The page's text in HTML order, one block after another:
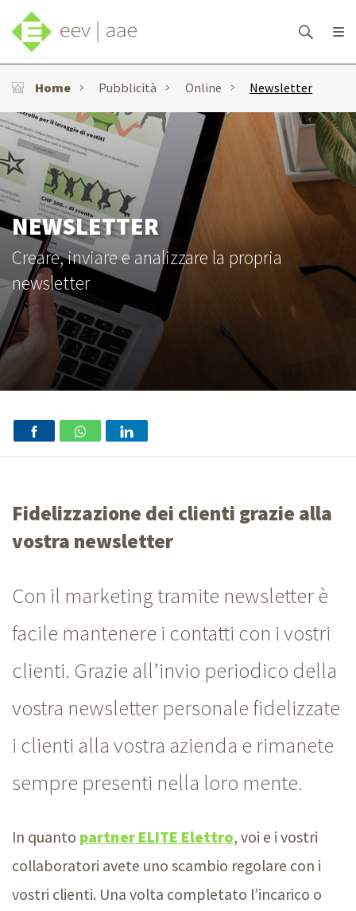
Home Pubblicità Online Newsletter
NEWSLETTER
Creare, inviare e analizzare la propria
newsletter
Fidelizzazione dei clienti grazie alla
vostra newsletter
Con il marketing tramite newsletter è
facile mantenere i contatti con i vostri
clienti. Grazie all’invio periodico della
vostra newsletter personale fidelizzate
i clienti alla vostra azienda e rimanete
sempre presenti nella loro mente.
In quanto partner ELITE Elettro, voi e i vostri
collaboratori avete uno scambio regolare con i
vostri clienti. Una volta completato l’incarico o